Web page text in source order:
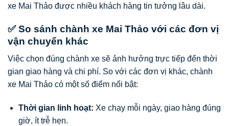
xe Mai Thảo được nhiều khách hàng tin tưởng lâu dài.
✅ So sánh chành xe Mai Thảo với các đơn vị
vận chuyển khác
Việc chọn đúng chành xe sẽ ảnh hưởng trực tiếp đến thời
gian giao hàng và chi phí. So với các đơn vị khác, chành
xe Mai Thảo có một số điểm nổi bật:
Thời gian linh hoạt: Xe chạy mỗi ngày, giao hàng đúng
giờ, ít trễ hẹn.